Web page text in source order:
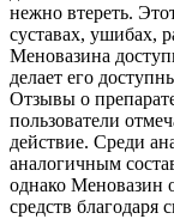
нежно втереть.
суставах, ушибах,
Меновазина
делает его
Отзывы о
пользователи
действие. Среди
аналогичным
однако Меновазин
средств благодаря